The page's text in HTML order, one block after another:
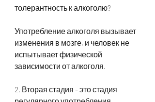
толерантность к алкоголю?
Употребление алкоголя вызывает
изменения в мозге, и человек не
испытывает физической
зависимости от алкоголя.
2. Вторая стадия - это стадия